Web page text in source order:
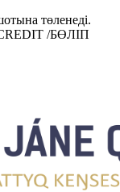
төленеді.
/БӨЛІП